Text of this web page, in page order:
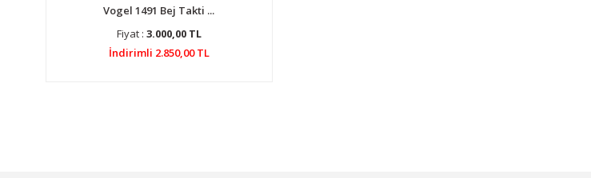
Vogel 1491 Bej Takti ...
Fiyat : 3.000,00 TL
İndirimli 2.850,00 TL